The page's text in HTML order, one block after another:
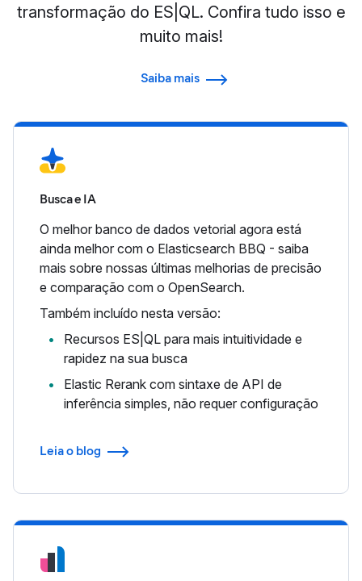
transformação do ES|QL. Confira tudo isso e
muito mais!
Saiba mais
Busca e IA
O melhor banco de dados vetorial agora está
ainda melhor com o Elasticsearch BBQ - saiba
mais sobre nossas últimas melhorias de precisão
e comparação com o OpenSearch.
Também incluído nesta versão:
Recursos ES|QL para mais intuitividade e
rapidez na sua busca
Elastic Rerank com sintaxe de API de
inferência simples, não requer configuração
Leia o blog